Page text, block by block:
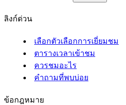
ลิงก์ด่วน
เลือกตัวเลือกการเยี่ยมชม
ตารางเวลาเข้าชม
ควรชมอะไร
คำถามที่พบบ่อย
ข้อกฎหมาย